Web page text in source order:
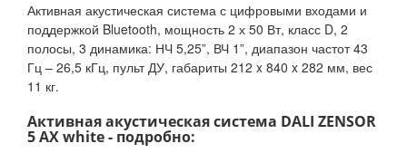
Активная акустическая система с цифровыми входами и
поддержкой Bluetooth, мощность 2 х 50 Вт, класс D, 2
полосы, 3 динамика: НЧ 5,25”, ВЧ 1”, диапазон частот 43
Гц – 26,5 кГц, пульт ДУ, габариты 212 x 840 x 282 мм, вес
11 кг.
Активная акустическая система DALI ZENSOR
5 AX white - подробно: